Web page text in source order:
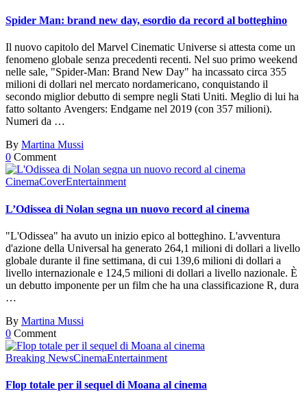
Spider Man: brand new day, esordio da record al botteghino
Il nuovo capitolo del Marvel Cinematic Universe si attesta come un
fenomeno globale senza precedenti recenti. Nel suo primo weekend
nelle sale, "Spider-Man: Brand New Day" ha incassato circa 355
milioni di dollari nel mercato nordamericano, conquistando il
secondo miglior debutto di sempre negli Stati Uniti. Meglio di lui ha
fatto soltanto Avengers: Endgame nel 2019 (con 357 milioni).
Numeri da …
By Martina Mussi
0 Comment
CinemaCoverEntertainment
L’Odissea di Nolan segna un nuovo record al cinema
"L'Odissea" ha avuto un inizio epico al botteghino. L'avventura
d'azione della Universal ha generato 264,1 milioni di dollari a livello
globale durante il fine settimana, di cui 139,6 milioni di dollari a
livello internazionale e 124,5 milioni di dollari a livello nazionale. È
un debutto imponente per un film che ha una classificazione R, dura
…
By Martina Mussi
0 Comment
Breaking NewsCinemaEntertainment
Flop totale per il sequel di Moana al cinema